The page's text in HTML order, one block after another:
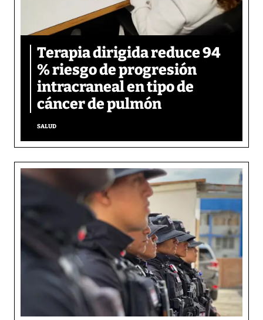
Terapia dirigida reduce 94
% riesgo de progresión
intracraneal en tipo de
cáncer de pulmón
SALUD